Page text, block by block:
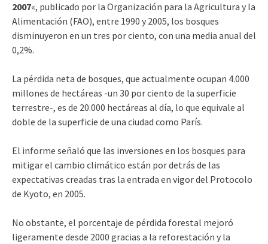
2007«, publicado por la Organización para la Agricultura y la
Alimentación (FAO), entre 1990 y 2005, los bosques
disminuyeron en un tres por ciento, con una media anual del
0,2%.
La pérdida neta de bosques, que actualmente ocupan 4.000
millones de hectáreas -un 30 por ciento de la superficie
terrestre-, es de 20.000 hectáreas al día, lo que equivale al
doble de la superficie de una ciudad como París.
El informe señaló que las inversiones en los bosques para
mitigar el cambio climático están por detrás de las
expectativas creadas tras la entrada en vigor del Protocolo
de Kyoto, en 2005.
No obstante, el porcentaje de pérdida forestal mejoró
ligeramente desde 2000 gracias a la reforestación y la